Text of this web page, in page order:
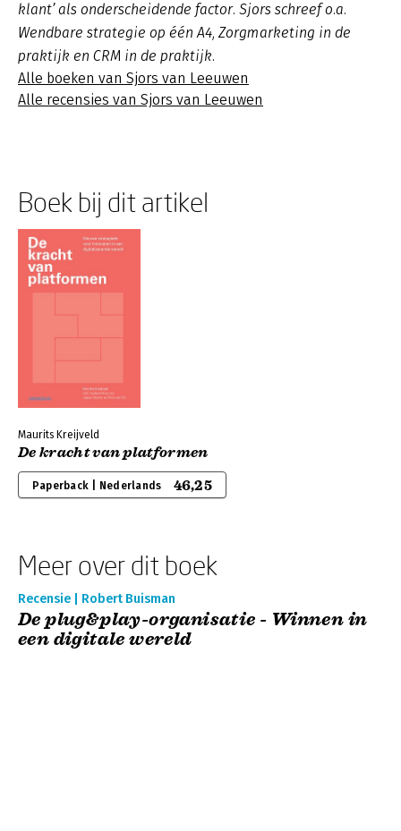
klant’ als onderscheidende factor. Sjors schreef o.a.
Wendbare strategie op één A4, Zorgmarketing in de
praktijk en CRM in de praktijk.
Alle boeken van Sjors van Leeuwen
Alle recensies van Sjors van Leeuwen
Boek bij dit artikel
Maurits Kreijveld
De kracht van platformen
Paperback | Nederlands 46,25
Meer over dit boek
Recensie | Robert Buisman
De plug&play-organisatie - Winnen in
een digitale wereld